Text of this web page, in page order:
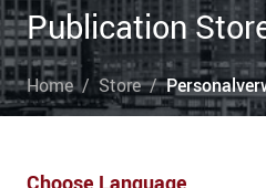
Publication
Home Store
Choose Language